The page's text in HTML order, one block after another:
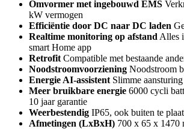
Omvormer met ingebouwd EMS
kW vermogen
Efficiëntie door DC naar DC laden
Realtime monitoring op afstand Alles
smart Home app
Retrofit Compatible met bestaande
Noodstroomvoorziening Noodstroom
Energie AI-assistent Slimme aansturing
Meer bruikbare energie 6000 cycli
10 jaar garantie
Weerbestendig IP65, ook buiten te
Afmetingen (LxBxH) 700 x 65 x 1470